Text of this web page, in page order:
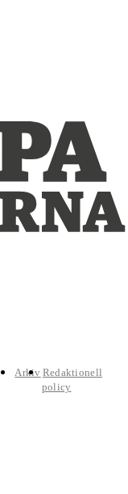
Arkiv Redaktionell
policy